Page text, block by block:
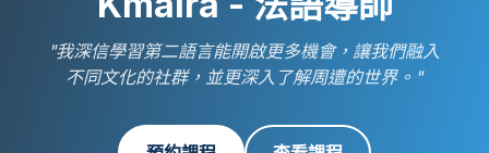
"我深信學習第二語言能開啟更多機會，讓我們融入
不同文化的社群，並更深入了解周遭的世界。"